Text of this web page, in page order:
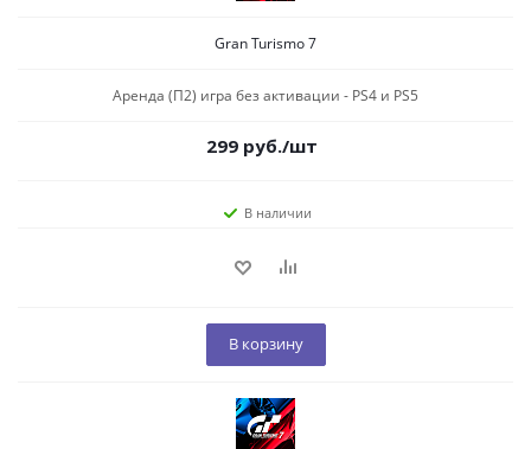
Gran Turismo 7
Аренда (П2) игра без активации - PS4 и PS5
299руб./шт
В наличии
В корзину